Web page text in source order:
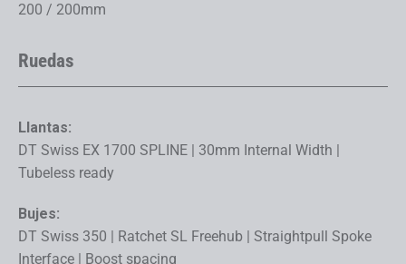
200 / 200mm
Ruedas
Llantas:
DT Swiss EX 1700 SPLINE | 30mm Internal Width |
Tubeless ready
Bujes:
DT Swiss 350 | Ratchet SL Freehub | Straightpull Spoke
Interface | Boost spacing